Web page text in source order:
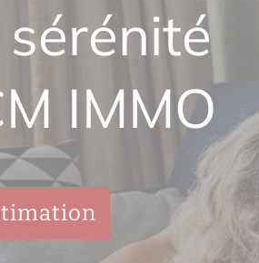
IMMO